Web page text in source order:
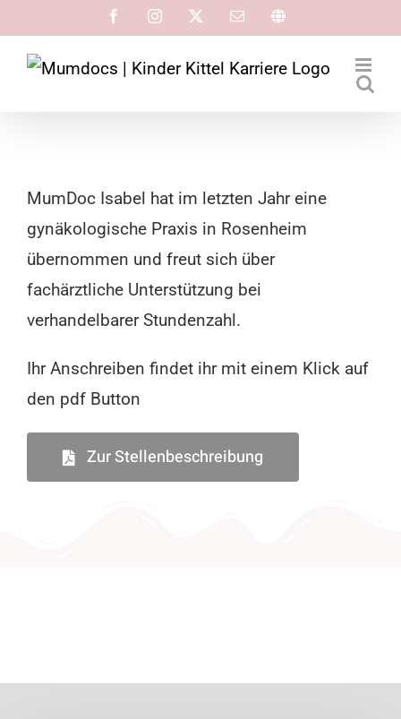
MumDoc Isabel hat im letzten Jahr eine
gynäkologische Praxis in Rosenheim
übernommen und freut sich über
fachärztliche Unterstützung bei
verhandelbarer Stundenzahl.
Ihr Anschreiben findet ihr mit einem Klick auf
den pdf Button
Zur Stellenbeschreibung